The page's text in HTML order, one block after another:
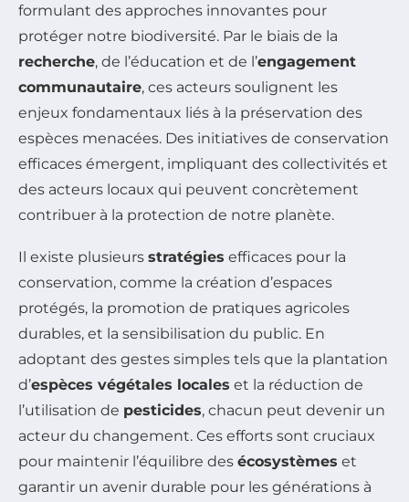
formulant des approches innovantes pour
protéger notre biodiversité. Par le biais de la
recherche, de l’éducation et de l’engagement
communautaire, ces acteurs soulignent les
enjeux fondamentaux liés à la préservation des
espèces menacées. Des initiatives de conservation
efficaces émergent, impliquant des collectivités et
des acteurs locaux qui peuvent concrètement
contribuer à la protection de notre planète.
Il existe plusieurs stratégies efficaces pour la
conservation, comme la création d’espaces
protégés, la promotion de pratiques agricoles
durables, et la sensibilisation du public. En
adoptant des gestes simples tels que la plantation
d’espèces végétales locales et la réduction de
l’utilisation de pesticides, chacun peut devenir un
acteur du changement. Ces efforts sont cruciaux
pour maintenir l’équilibre des écosystèmes et
garantir un avenir durable pour les générations à